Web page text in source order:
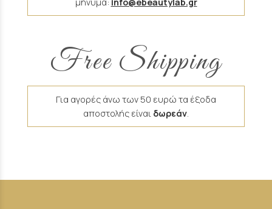
μήνυμα: info@ebeautylab.gr
Free Shipping
Για αγορές άνω των 50 ευρώ τα έξοδα
αποστολής είναι δωρεάν